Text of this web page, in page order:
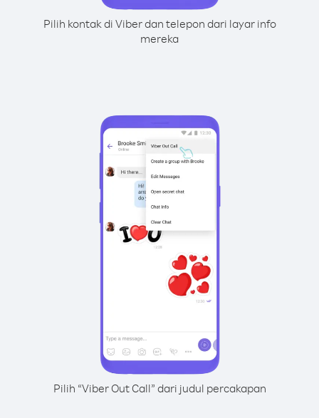
Pilih kontak di Viber dan telepon dari layar info
mereka
Pilih “Viber Out Call” dari judul percakapan